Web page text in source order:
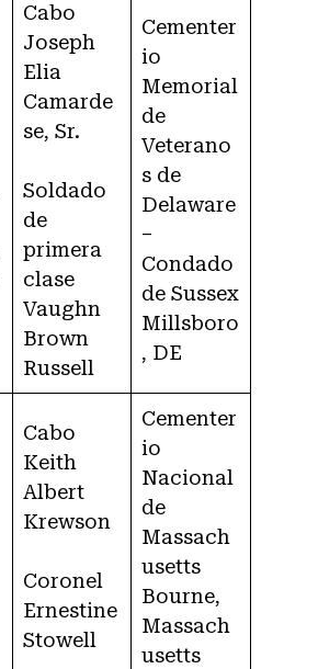
Cabo
Joseph
Elia
Camarde
se, Sr.
Soldado
de
primera
clase
Vaughn
Brown
Russell
Cementer
io
Memorial
de
Veterano
s de
Delaware
–
Condado
de Sussex
Millsboro
, DE
Cabo
Keith
Albert
Krewson
Coronel
Ernestine
Stowell
Cementer
io
Nacional
de
Massach
usetts
Bourne,
Massach
usetts